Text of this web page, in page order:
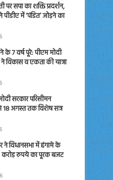
पर सपा का शक्ति प्रदर्शन,
में ‘पंडित’ जोड़ने का
7 वर्ष पूरे: पीएम मोदी
विकास व एकता की यात्रा
सरकार परिसीमन
18 अगस्त तक विशेष सत्र
ने विधानसभा में हंगामे के
करोड़ रुपये का पूरक बजट